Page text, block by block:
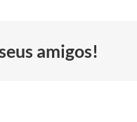
amigos!